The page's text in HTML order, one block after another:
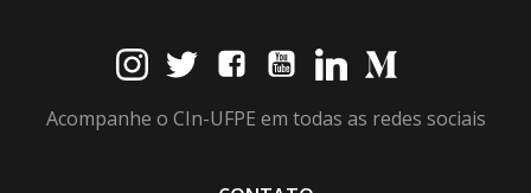
Acompanhe o CIn-UFPE em todas as redes sociais